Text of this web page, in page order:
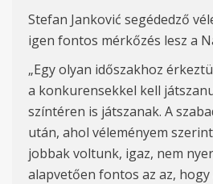
Stefan Janković segédedző
igen fontos mérkőzés lesz a
„Egy olyan időszakhoz
a konkurensekkel kell
színtéren is játszanak. A
után, ahol véleményem
jobbak voltunk, igaz, nem
alapvetően fontos az az,